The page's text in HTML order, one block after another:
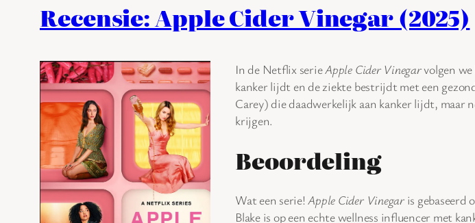
Recensie: Apple Cider Vinegar (2025)
In de Netflix serieApple Cider Vinegarvolgen we
kanker lijdt en de ziekte bestrijdt met een
Carey) die daadwerkelijk aan kanker lijdt,
krijgen.
Beoordeling
Wat een serie!Apple Cider Vinegaris gebaseerd
Blake is op een echte wellness influencer met